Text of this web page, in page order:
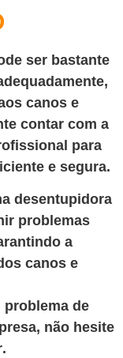
ser bastante
canos e
contar com a
para
e segura.
desentupidora
problemas
a
canos e
problema de
não hesite
.